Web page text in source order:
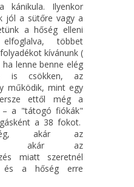
kánikula. Ilyenkor
jól a sütőre vagy a
a hőség elleni
többet
kívánunk (
lenne benne elég
is csökken, az
működik, mint egy
ettől még a
– a "tátogó fiókák"
a 38 fokot.
akár az
akár az
miatt szeretnél
és a hőség erre